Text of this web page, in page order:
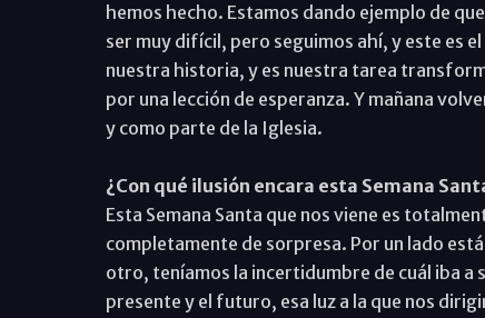
hemos hecho. Estamos dando ejemplo de
ser muy difícil, pero seguimos ahí, y este es
nuestra historia, y es nuestra tarea
por una lección de esperanza. Y mañana
y como parte de la Iglesia.
¿Con qué ilusión encara esta Semana
Esta Semana Santa que nos viene es
completamente de sorpresa. Por un lado
otro, teníamos la incertidumbre de cuál iba a
presente y el futuro, esa luz a la que nos